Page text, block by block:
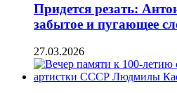
Придется резать:
забытое и пугающее
27.03.2026